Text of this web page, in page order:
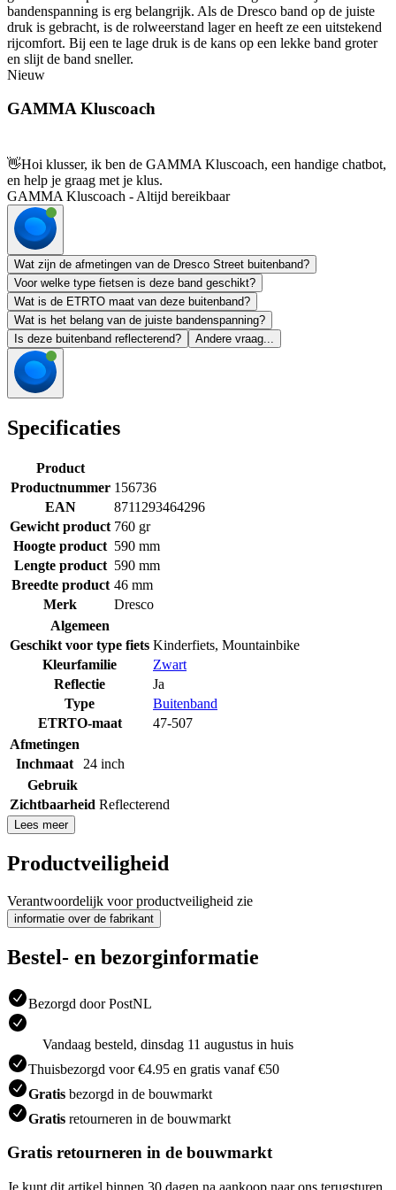
bandenspanning is erg belangrijk. Als de Dresco band op de juiste
druk is gebracht, is de rolweerstand lager en heeft ze een uitstekend
rijcomfort. Bij een te lage druk is de kans op een lekke band groter
en slijt de band sneller.
Nieuw
GAMMA Kluscoach
👋Hoi klusser, ik ben de GAMMA Kluscoach, een handige chatbot,
en help je graag met je klus.
GAMMA Kluscoach - Altijd bereikbaar
Wat zijn de afmetingen van de Dresco Street buitenband?
Voor welke type fietsen is deze band geschikt?
Wat is de ETRTO maat van deze buitenband?
Wat is het belang van de juiste bandenspanning?
Is deze buitenband reflecterend?
Andere vraag...
Specificaties
Product
Productnummer 156736
EAN
8711293464296
Gewicht product 760 gr
Hoogte product 590 mm
Lengte product 590 mm
Breedte product 46 mm
Merk
Dresco
Algemeen
Geschikt voor type fiets Kinderfiets, Mountainbike
Kleurfamilie
Zwart
Reflectie
Ja
Type
Buitenband
ETRTO-maat
47-507
Afmetingen
Inchmaat
24 inch
Gebruik
Zichtbaarheid Reflecterend
Lees meer
Productveiligheid
Verantwoordelijk voor productveiligheid zie
informatie over de fabrikant
Bestel- en bezorginformatie
Bezorgd door PostNL
Vandaag besteld, dinsdag 11 augustus in huis
Thuisbezorgd voor €4.95 en gratis vanaf €50
Gratis bezorgd in de bouwmarkt
Gratis retourneren in de bouwmarkt
Gratis retourneren in de bouwmarkt
Je kunt dit artikel binnen 30 dagen na aankoop naar ons terugsturen